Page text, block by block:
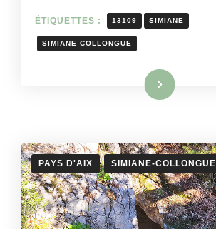
ÉTIQUETTES : 13109 SIMIANE
SIMIANE COLLONGUE
Lire la suite
PAYS D'AIX SIMIANE-COLLONGUE